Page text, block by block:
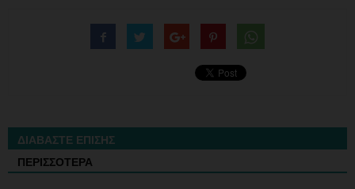
ΔΙΑΒΑΣΤΕ ΕΠΙΣΗΣ
ΠΕΡΙΣΣΟΤΕΡΑ